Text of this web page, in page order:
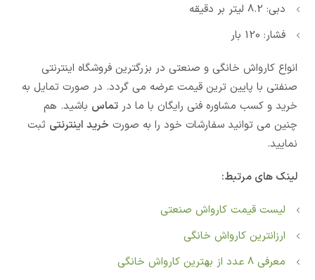
دبی: 8.2 لیتر بر دقیقه
فشار: 120 بار
انواع کارواش خانگی و صنعتی در بزرگترین فروشگاه اینترنتی
صنفتی با پایین ترین قیمت عرضه می گردد. در صورت تمایل به
خرید و کسب مشاوره فنی رایگان با ما در تماس باشید. هم
چنین می توانید سفارشات خود را به صورت خرید اینترنتی ثبت
نمایید.
لینک های مرتبط:
لیست قیمت کارواش صنعتی
ارزانترین کارواش خانگی
معرفی 8 عدد از بهترین کارواش خانگی